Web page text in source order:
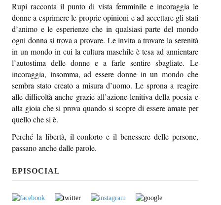
Rupi racconta il punto di vista femminile e incoraggia le
donne a esprimere le proprie opinioni e ad accettare gli stati
d’animo e le esperienze che in qualsiasi parte del mondo
ogni donna si trova a provare. Le invita a trovare la serenità
in un mondo in cui la cultura maschile è tesa ad annientare
l’autostima delle donne e a farle sentire sbagliate. Le
incoraggia, insomma, ad essere donne in un mondo che
sembra stato creato a misura d’uomo. Le sprona a reagire
alle difficoltà anche grazie all’azione lenitiva della poesia e
alla gioia che si prova quando si scopre di essere amate per
quello che si è.
Perché la libertà, il conforto e il benessere delle persone,
passano anche dalle parole.
EPISOCIAL